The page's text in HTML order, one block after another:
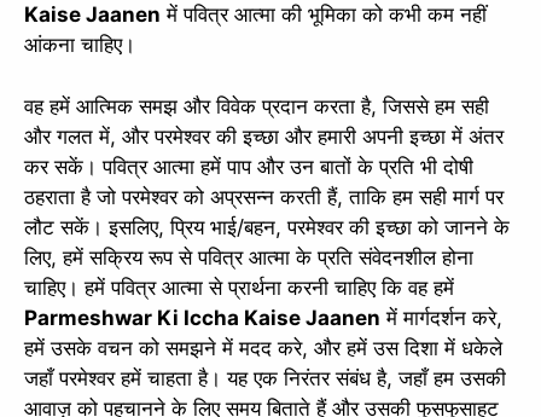
Kaise Jaanen में पवित्र आत्मा की भूमिका को कभी कम नहीं
आंकना चाहिए।
वह हमें आत्मिक समझ और विवेक प्रदान करता है, जिससे हम सही
और गलत में, और परमेश्वर की इच्छा और हमारी अपनी इच्छा में अंतर
कर सकें। पवित्र आत्मा हमें पाप और उन बातों के प्रति भी दोषी
ठहराता है जो परमेश्वर को अप्रसन्न करती हैं, ताकि हम सही मार्ग पर
लौट सकें। इसलिए, प्रिय भाई/बहन, परमेश्वर की इच्छा को जानने के
लिए, हमें सक्रिय रूप से पवित्र आत्मा के प्रति संवेदनशील होना
चाहिए। हमें पवित्र आत्मा से प्रार्थना करनी चाहिए कि वह हमें
Parmeshwar Ki Iccha Kaise Jaanen में मार्गदर्शन करे,
हमें उसके वचन को समझने में मदद करे, और हमें उस दिशा में धकेले
जहाँ परमेश्वर हमें चाहता है। यह एक निरंतर संबंध है, जहाँ हम उसकी
आवाज़ को पहचानने के लिए समय बिताते हैं और उसकी फुसफुसाहट